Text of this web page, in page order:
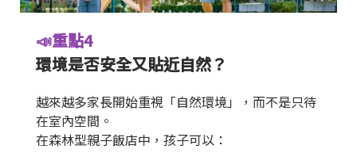
📣重點4
環境是否安全又貼近自然？
越來越多家長開始重視「自然環境」，而不是只待
在室內空間。
在森林型親子飯店中，孩子可以：